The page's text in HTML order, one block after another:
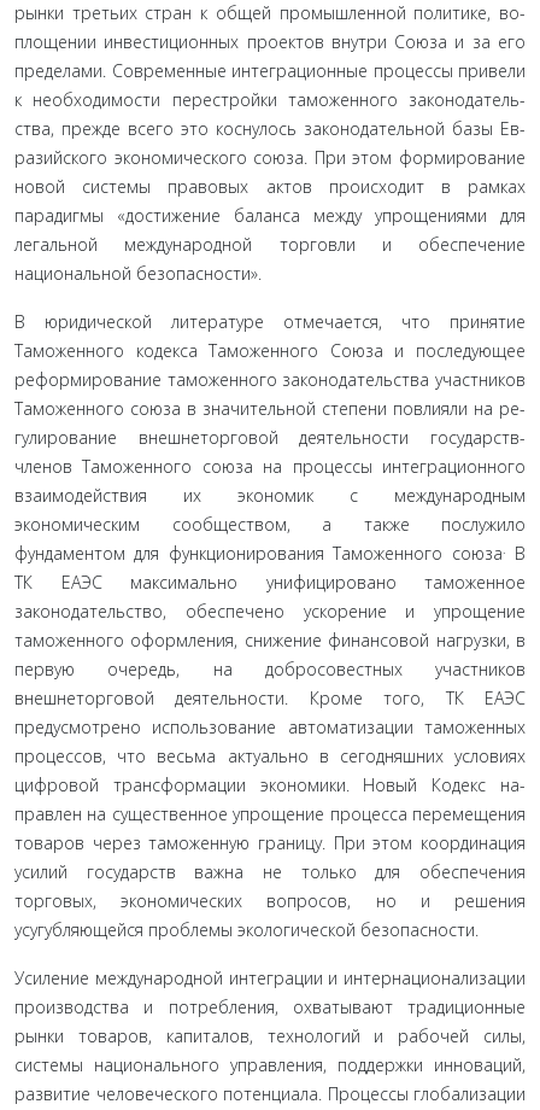
рынки третьих стран к общей промышленной политике, во­
площении инвестиционных проектов внутри Союза и за его
пределами. Современные интеграционные процессы привели
к необходимости перестройки таможенного законодатель­
ства, прежде всего это коснулось законодательной базы Ев­
разийского экономического союза. При этом формирование
новой системы правовых актов происходит в рамках
парадиг­мы «достижение баланса между упрощениями для
легаль­ной международной торговли и обеспечение
национальной безопасности».
В юридической литературе отмечается, что принятие
Таможенного кодекса Таможенного Союза и последующее
реформирование таможенного законодательства участников
Таможенного союза в значительной степени повлияли на ре­
гулирование внешнеторговой деятельности государств-
членов Таможенного союза на процессы интеграционного
взаимо­действия их экономик с международным
экономическим со­обществом, а также послужило
фундаментом для функци­онирования Таможенного союза
В
ТК ЕАЭС максимально унифицировано таможенное
законодательство, обеспечено ускорение и упрощение
таможенного оформления, снижение финансовой нагрузки, в
первую очередь, на добросовестных участников
внешнеторговой деятельности. Кроме того, ТК ЕАЭС
предусмотрено использование автоматизации тамо­женных
процессов, что весьма актуально в сегодняшних усло­виях
цифровой трансформации экономики. Новый Кодекс на­
правлен на существенное упрощение процесса перемещения
товаров через таможенную границу. При этом координация
усилий государств важна не только для обеспечения
торговых, экономических вопросов, но и решения
усугубляющейся про­блемы экологической безопасности.
Усиление международной интеграции и интернациона­лизации
производства и потребления, охватывают традици­онные
рынки товаров, капиталов, технологий и рабочей силы,
системы национального управления, поддержки инноваций,
развитие человеческого потенциала. Процессы глобализации